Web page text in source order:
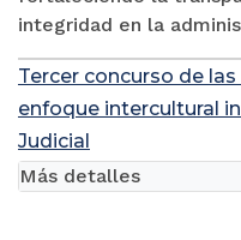
integridad en la
Tercer concurso de
enfoque intercultural
Judicial
Más detalles